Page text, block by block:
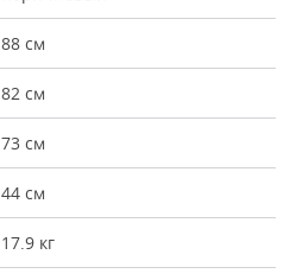
88 см
82 см
73 см
44 см
17.9 кг